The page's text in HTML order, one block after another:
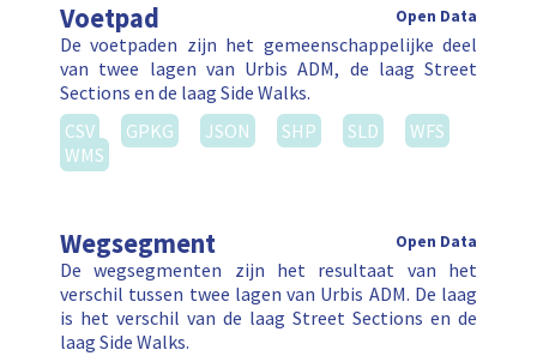
Voetpad Open Data
De voetpaden zijn het gemeenschappelijke deel
van twee lagen van Urbis ADM, de laag Street
Sections en de laag Side Walks.
CSV
GPKG JSON SHP SLD
WFS
WMS
Wegsegment Open Data
De wegsegmenten zijn het resultaat van het
verschil tussen twee lagen van Urbis ADM. De laag
is het verschil van de laag Street Sections en de
laag Side Walks.